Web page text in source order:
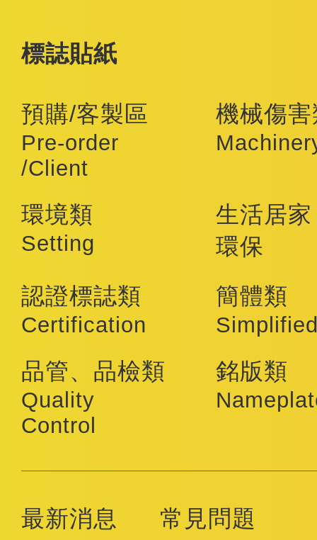
標誌貼紙
預購/客製區
Pre-order
/Client
機械傷
環境類
Setting
生活居
環保
認證標誌類
Certification
簡體類
品管、品檢類
Quality
Control
銘版類
最新消息
常見問題